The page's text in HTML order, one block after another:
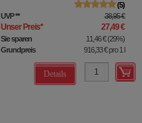
5
UVP** 38,95 €
Unser Preis* 27,49 €
Sie sparen 11,46 €(29%)
Grundpreis
916,33 €pro 1 l
Details